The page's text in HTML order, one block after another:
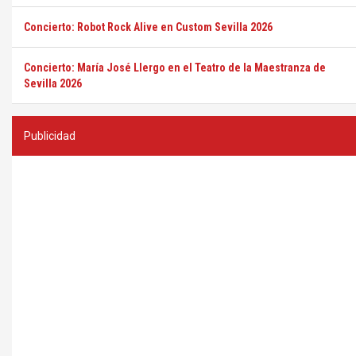
Concierto: Robot Rock Alive en Custom Sevilla 2026
Concierto: María José Llergo en el Teatro de la Maestranza de
Sevilla 2026
Publicidad